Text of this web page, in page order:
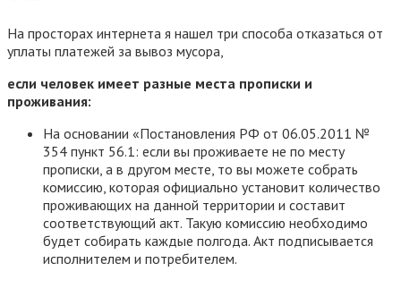
На просторах интернета я нашел три способа отказаться от
уплаты платежей за вывоз мусора,
если человек имеет разные места прописки и
проживания:
На основании «Постановления РФ от 06.05.2011 №
354 пункт 56.1: если вы проживаете не по месту
прописки, а в другом месте, то вы можете собрать
комиссию, которая официально установит количество
проживающих на данной территории и составит
соответствующий акт. Такую комиссию необходимо
будет собирать каждые полгода. Акт подписывается
исполнителем и потребителем.